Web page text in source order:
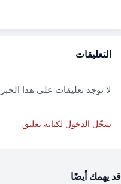
التعليقات
لا توجد تعليقات على هذا الخبر
سجّل الدخول لكتابة تعليق
قد يهمك أيضًا